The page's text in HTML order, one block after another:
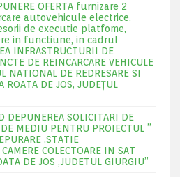
OFERTA furnizare 2
autovehicule electrice,
de executie platfome,
in functiune, in cadrul
INFRASTRUCTURII DE
DE REINCARCARE VEHICULE
NATIONAL DE REDRESARE SI
DE JOS, JUDEŢUL
DEPUNEREA SOLICITARI DE
MEDIU PENTRU PROIECTUL ”
,STATIE
COLECTOARE IN SAT
DE JOS ,JUDETUL GIURGIU”